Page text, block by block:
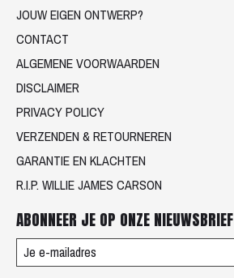
JOUW EIGEN ONTWERP?
CONTACT
ALGEMENE VOORWAARDEN
DISCLAIMER
PRIVACY POLICY
VERZENDEN & RETOURNEREN
GARANTIE EN KLACHTEN
R.I.P. WILLIE JAMES CARSON
ABONNEER JE OP ONZE NIEUWSBRIEF